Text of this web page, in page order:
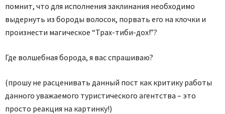
помнит, что для исполнения заклинания необходимо
выдернуть из бороды волосок, порвать его на клочки и
произнести магическое “Трах-тиби-дох!”?
Где волшебная борода, я вас спрашиваю?
(прошу не расценивать данный пост как критику работы
данного уважаемого туристического агентства – это
просто реакция на картинку!)